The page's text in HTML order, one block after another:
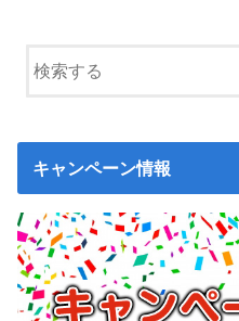
キャンペーン情報